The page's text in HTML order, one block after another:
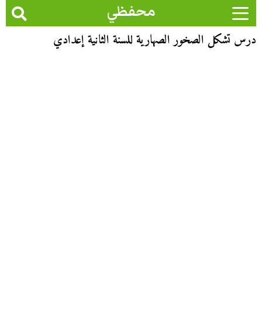
محفظي
درس تشكل الصخور الصهارية للسنة الثانية إعدادي